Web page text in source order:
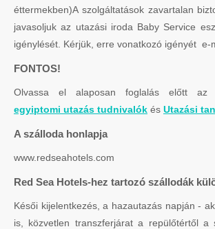
éttermekben)A szolgáltatások zavartalan
javasoljuk az utazási iroda Baby Service
igénylését. Kérjük, erre vonatkozó igényét e-
FONTOS!
Olvassa el alaposan foglalás előtt az
egyiptomi utazás tudnivalók és Utazási
A szálloda honlapja
www.redseahotels.com
Red Sea Hotels-hez tartozó szállodák
Késői kijelentkezés, a hazautazás napján -
is, közvetlen transzferjárat a repülőtértől a